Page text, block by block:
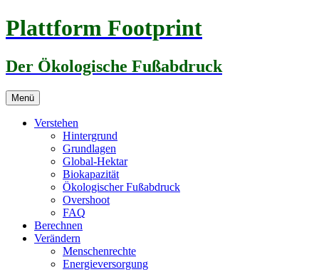
Zum
Inhalt
Plattform Footprint
Der Ökologische Fußabdruck
Menü
Verstehen
Hintergrund
Grundlagen
Global-Hektar
Biokapazität
Ökologischer Fußabdruck
Overshoot
FAQ
Berechnen
Verändern
Menschenrechte
Energieversorgung